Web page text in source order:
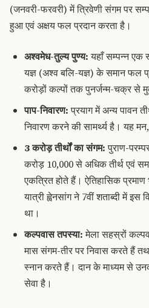
(जनवरी-फरवरी) मेंत्रिवेणी संगमपर
हुआ एवं अक्षय फल प्रदान करता है।
अश्वमेध-तुल्य पुण्य:यहाँ सम्पन्न एक
यज्ञ (अश्व बलि-यज्ञ) के समान फल
करोड़ों कल्पों तक पुनर्जन्म-चक्र से
पाप-निवारण:प्रयाग में अन्य पावन
निवारण करने की सामर्थ्य है। यह
3 करोड़ तीर्थों का संगम:पुराण-
करोड़ 10,000 से अधिक तीर्थ एवं
एकत्रित होते हैं। ऐतिहासिक
यात्री ह्वेनसांग ने 7वीं शताब्दी में
था।
कल्पवास तपस्या:मेला सहस्रों
मास संगम-तीर पर निवास करते हैं
स्नान करते हैं। दान के माध्यम से
सेवा है।